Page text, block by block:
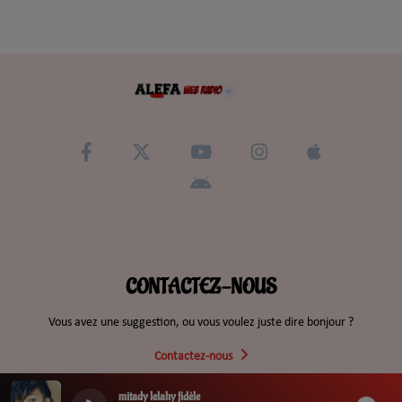
mitady lelahy fidèle
CONTACTEZ-NOUS
Vous avez une suggestion, ou vous voulez juste dire bonjour ?
Contactez-nous